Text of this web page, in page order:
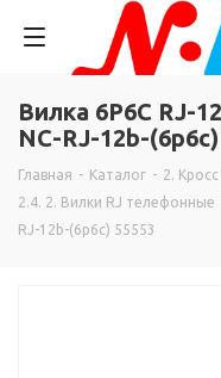
Вилка 6P6C RJ-
NC-RJ-12b-
Главная - Каталог - 2.
2.4. 2. Вилки RJ телефонные
RJ-12b-(6p6c) 55553